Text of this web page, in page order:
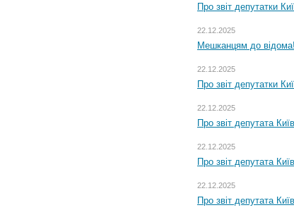
Про звіт депутатки
22.12.2025
Мешканцям до відома!
22.12.2025
Про звіт депутатки
22.12.2025
Про звіт депутата
22.12.2025
Про звіт депутата
22.12.2025
Про звіт депутата